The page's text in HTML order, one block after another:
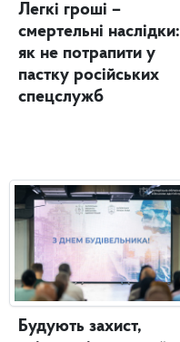
Легкі гроші –
смертельні наслідки:
як не потрапити у
пастку російських
спецслужб
Будують захист,